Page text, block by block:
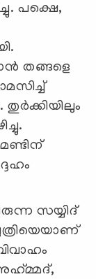
പക്ഷെ,
തങ്ങളെ
തുർക്കിയിലും
സയ്യിദ്